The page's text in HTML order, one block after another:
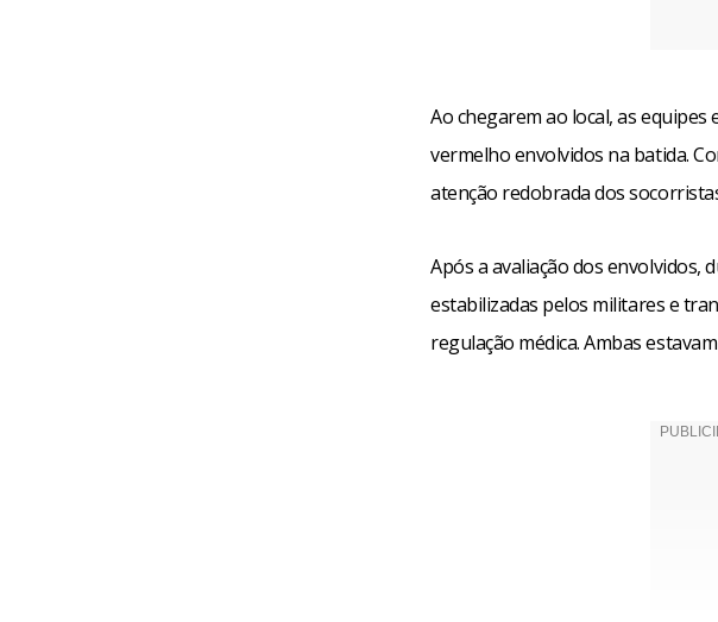
Ao chegarem ao local, as
vermelho envolvidos na batida.
atenção redobrada dos
Após a avaliação dos envolvidos,
estabilizadas pelos militares e
regulação médica. Ambas